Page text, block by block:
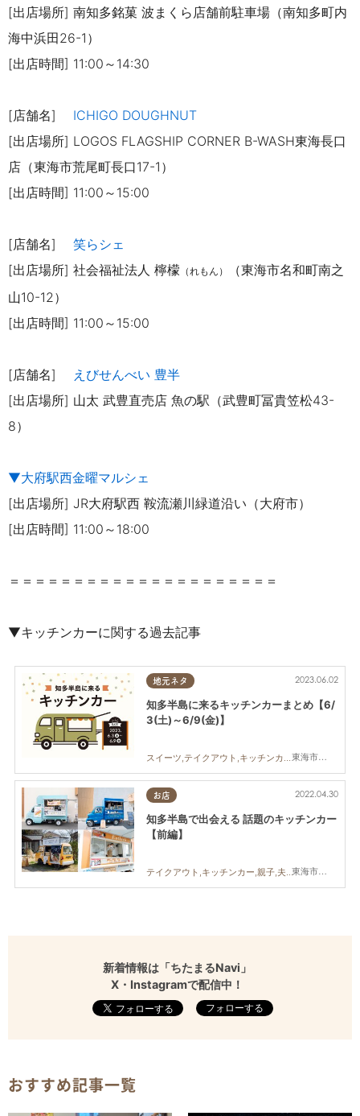
[出店場所] 南知多銘菓 波まくら店舗前駐車場（南知多町内
海中浜田26-1）
[出店時間] 11:00～14:30
[店舗名] ICHIGO DOUGHNUT
[出店場所] LOGOS FLAGSHIP CORNER B-WASH東海長口
店（東海市荒尾町長口17-1）
[出店時間] 11:00～15:00
[店舗名] 笑らシェ
[出店場所] 社会福祉法人 檸檬 （れもん）
（東海市名和町南之
山10-12）
[出店時間] 11:00～15:00
[店舗名]
えびせんべい 豊半
[出店場所] 山太 武豊直売店 魚の駅（武豊町冨貴笠松43-
8）
▼大府駅西金曜マルシェ
[出店場所] JR大府駅西 鞍流瀬川緑道沿い（大府市）
[出店時間] 11:00～18:00
＝＝＝＝＝＝＝＝＝＝＝＝＝＝＝＝＝＝＝＝＝
▼キッチンカーに関する過去記事
地元ネタ
東海市,大府市,知多市,半田市,南知多町,常滑市
2023.06.02
知多半島に来るキッチンカーまとめ【6/
3(土)～6/9(金)】
お店
東海市,大府市,知多市,阿久比町,半田市,武豊町,南知多町,常滑市,美浜町,東浦町
2022.04.30
知多半島で出会える 話題のキッチンカー
【前編】
テイクアウト,キッチンカー,親子,夫婦,家族,カップル,おひとりさま,友人,ペット,知多半島
新着情報は「ちたまるNavi」
X・Instagramで配信中！
フォローする
おすすめ記事一覧